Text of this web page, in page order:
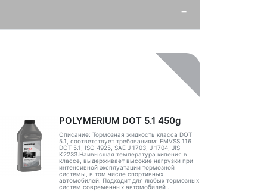
POLYMERIUM DOT 5.1 450g
Описание: Тормозная жидкость класса DOT
5.1, соответствует требованиям: FMVSS 116
DOT 5.1, ISO 4925, SAE J 1703, J 1704, JIS
K2233.Наивысшая температура кипения в
классе, выдерживает высокие нагрузки при
интенсивной эксплуатации тормозной
системы, в том числе спортивных
автомобилей. Подходит для любых тормозных
систем современных автомобилей ..